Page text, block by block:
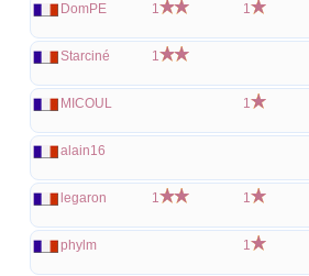
DomPE 1 1
Starciné 1
MICOUL 1
alain16
legaron 1 1
phylm 1